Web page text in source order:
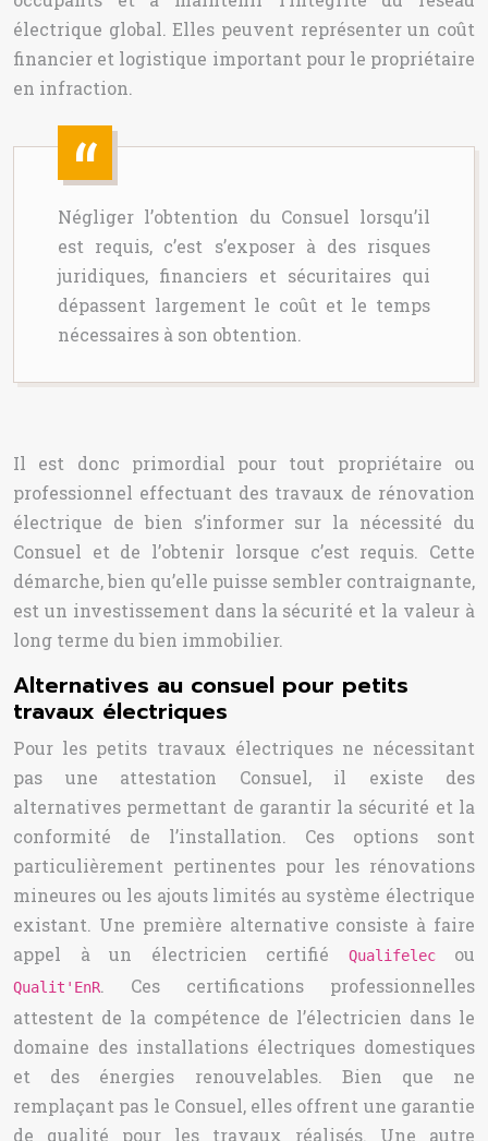
électrique global. Elles peuvent représenter un coût
financier et logistique important pour le propriétaire
en infraction.
Négliger l’obtention du Consuel lorsqu’il
est requis, c’est s’exposer à des risques
juridiques, financiers et sécuritaires qui
dépassent largement le coût et le temps
nécessaires à son obtention.
Il est donc primordial pour tout propriétaire ou
professionnel effectuant des travaux de rénovation
électrique de bien s’informer sur la nécessité du
Consuel et de l’obtenir lorsque c’est requis. Cette
démarche, bien qu’elle puisse sembler contraignante,
est un investissement dans la sécurité et la valeur à
long terme du bien immobilier.
Alternatives au consuel pour petits
travaux électriques
Pour les petits travaux électriques ne nécessitant
pas une attestation Consuel, il existe des
alternatives permettant de garantir la sécurité et la
conformité de l’installation. Ces options sont
particulièrement pertinentes pour les rénovations
mineures ou les ajouts limités au système électrique
existant. Une première alternative consiste à faire
appel à un électricien certifié
Qualifelecou
Qualit'EnR. Ces certifications professionnelles
attestent de la compétence de l’électricien dans le
domaine des installations électriques domestiques
et des énergies renouvelables. Bien que ne
remplaçant pas le Consuel, elles offrent une garantie
de qualité pour les travaux réalisés. Une autre